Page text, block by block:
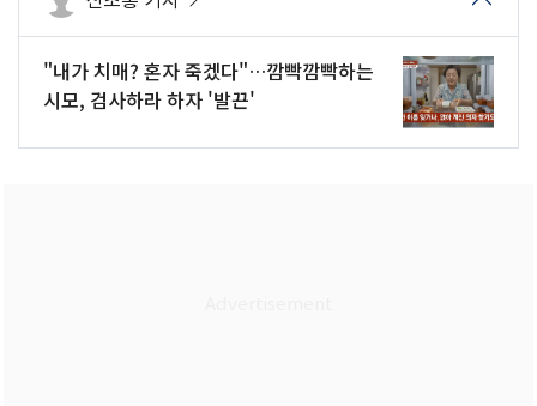
"내가 치매? 혼자 죽겠다"…깜빡깜빡하는
시모, 검사하라 하자 '발끈'